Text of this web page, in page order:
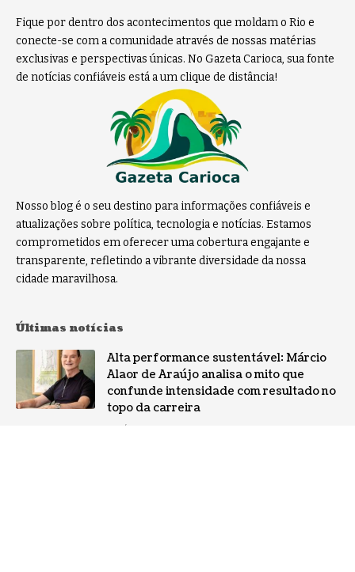
Fique por dentro dos acontecimentos que moldam o Rio e
conecte-se com a comunidade através de nossas matérias
exclusivas e perspectivas únicas. No Gazeta Carioca, sua fonte
de notícias confiáveis está a um clique de distância!
Nosso blog é o seu destino para informações confiáveis e
atualizações sobre política, tecnologia e notícias. Estamos
comprometidos em oferecer uma cobertura engajante e
transparente, refletindo a vibrante diversidade da nossa
cidade maravilhosa.
Últimas notícias
Alta performance sustentável: Márcio
Alaor de Araújo analisa o mito que
confunde intensidade com resultado no
topo da carreira
NOTÍCIAS